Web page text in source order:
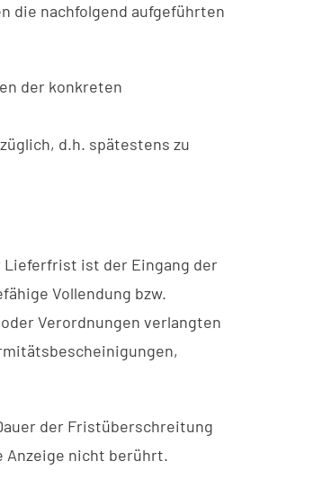
die nachfolgend aufgeführten
der konkreten
d.h. spätestens zu
ist der Eingang der
Vollendung bzw.
Verordnungen verlangten
der Fristüberschreitung
Anzeige nicht berührt.